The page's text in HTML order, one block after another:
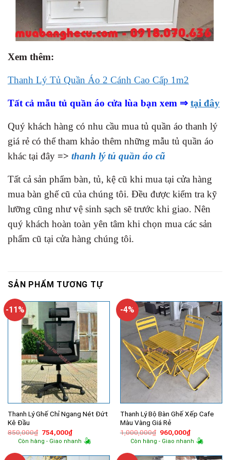
Xem thêm:
Thanh Lý Tủ Quần Áo 2 Cánh Cao Cấp 1m2
Tất cả mẫu tủ quần áo cửa lùa bạn xem ⇒ tại đây
Quý khách hàng có nhu cầu mua tủ quần áo thanh lý
giá rẻ có thể tham khảo thêm những mẫu tủ quần áo
khác tại đây => thanh lý tủ quần áo cũ
Tất cả sản phẩm bàn, tủ, kệ cũ khi mua tại cửa hàng
mua bàn ghế cũ của chúng tôi. Đều được kiểm tra kỹ
lưỡng cũng như vệ sinh sạch sẽ trước khi giao. Nên
quý khách hoàn toàn yên tâm khi chọn mua các sản
phẩm cũ tại cửa hàng chúng tôi.
SẢN PHẨM TƯƠNG TỰ
-11%
Thanh Lý Ghế Chỉ Ngang Nét Đứt
Kê Đầu
850,000₫ Giá
gốc
là:
754,000₫Giá
hiện
tại
754,000₫.
Còn hàng - Giao nhanh
-4%
Thanh Lý Bộ Bàn Ghế Xếp Cafe
Màu Vàng Giá Rẻ
1,000,000₫ Giá
gốc
là:
960,000₫Giá
hiện
tại
960,000₫.
Còn hàng - Giao nhanh